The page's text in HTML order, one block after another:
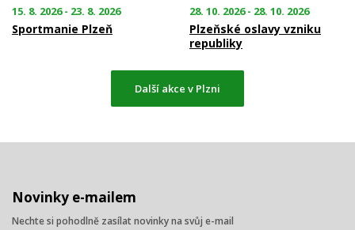
15. 8. 2026 - 23. 8. 2026
Sportmanie Plzeň
28. 10. 2026 - 28. 10. 2026
Plzeňské oslavy vzniku
republiky
Další akce v Plzni
Novinky e-mailem
Nechte si pohodlně zasílat novinky na svůj e-mail